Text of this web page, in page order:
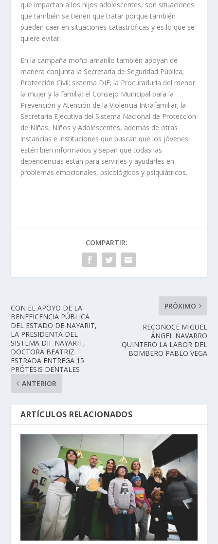
que impactan a los hijos adolescentes, son situaciones
que también se tienen que tratar porque también
pueden caer en situaciones catastróficas y es lo que se
quiere evitar.
En la campaña moño amarillo también apoyan de
manera conjunta la Secretaría de Seguridad Pública;
Protección Civil; sistema DIF; la Procuraduría del menor
la mujer y la familia; el Consejo Municipal para la
Prevención y Atención de la Violencia Intrafamiliar; la
Secretaría Ejecutiva del Sistema Nacional de Protección
de Niñas, Niños y Adolescentes, además de otras
instancias e instituciones que buscan que los jóvenes
estén bien informados y sepan que todas las
dependencias están para servirles y ayudarles en
problemas emocionales, psicológicos y psiquiátricos.
COMPARTIR:
CON EL APOYO DE LA
BENEFICENCIA PÚBLICA
DEL ESTADO DE NAYARIT,
LA PRESIDENTA DEL
SISTEMA DIF NAYARIT,
DOCTORA BEATRIZ
ESTRADA ENTREGA 15
PRÓTESIS DENTALES
ANTERIOR
PRÓXIMO
RECONOCE MIGUEL
ÁNGEL NAVARRO
QUINTERO LA LABOR DEL
BOMBERO PABLO VEGA
ARTÍCULOS RELACIONADOS